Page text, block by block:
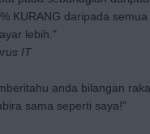
KURANG daripada
lebih."
IT
anda bilangan
sama seperti saya!"